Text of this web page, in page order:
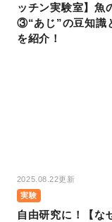
ッチン実験室】魚
③“あじ”の豆知識
を紹介！
2025.08.22更新
実験
自由研究に！【な